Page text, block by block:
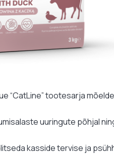
“CatLine” tootesarja
uuringute põhjal
kasside tervise ja